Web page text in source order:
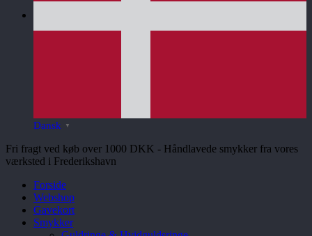
Dansk ▼
Fri fragt ved køb over 1000 DKK - Håndlavede smykker fra vores
værksted i Frederikshavn
Forside
Webshop
Gavekort
Smykker